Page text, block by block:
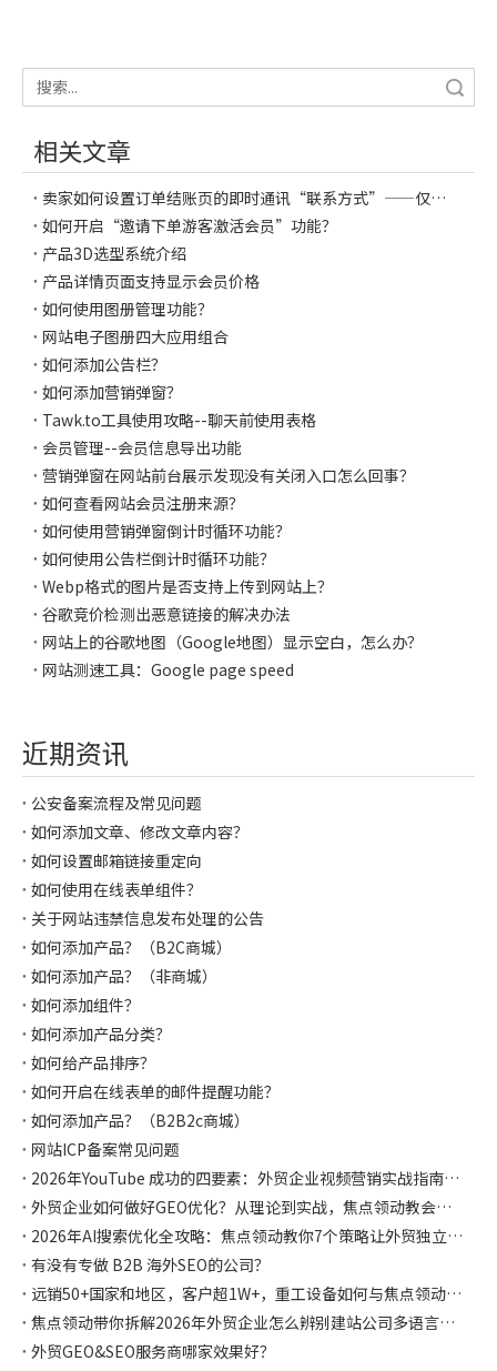
相关文章
卖家如何设置订单结账页的即时通讯“联系方式”——仅限商城功能用户
如何开启“邀请下单游客激活会员”功能？
产品3D选型系统介绍
产品详情页面支持显示会员价格
如何使用图册管理功能？
网站电子图册四大应用组合
如何添加公告栏？
如何添加营销弹窗？
Tawk.to工具使用攻略--聊天前使用表格
会员管理--会员信息导出功能
营销弹窗在网站前台展示发现没有关闭入口怎么回事？
如何查看网站会员注册来源？
如何使用营销弹窗倒计时循环功能？
如何使用公告栏倒计时循环功能？
Webp格式的图片是否支持上传到网站上？
谷歌竞价检测出恶意链接的解决办法
网站上的谷歌地图（Google地图）显示空白，怎么办？
网站测速工具：Google page speed
近期资讯
公安备案流程及常见问题
如何添加文章、修改文章内容？
如何设置邮箱链接重定向
如何使用在线表单组件？
关于网站违禁信息发布处理的公告
如何添加产品？（B2C商城）
如何添加产品？（非商城）
如何添加组件？
如何添加产品分类？
如何给产品排序？
如何开启在线表单的邮件提醒功能？
如何添加产品？（B2B2c商城）
网站ICP备案常见问题
2026年YouTube 成功的四要素：外贸企业视频营销实战指南，焦点领动都帮你整理好啦
外贸企业如何做好GEO优化？从理论到实战，焦点领动教会你如何让AI主动推荐你！
2026年AI搜索优化全攻略：焦点领动教你7个策略让外贸独立站在AI时代抢占流量先机
有没有专做 B2B 海外SEO的公司？
远销50+国家和地区，客户超1W+，重工设备如何与焦点领动合作独立站突破获客困局，斩获千万海外订单！
焦点领动带你拆解2026年外贸企业怎么辨别建站公司多语言是否专业？怎么选择？
外贸GEO&SEO服务商哪家效果好？